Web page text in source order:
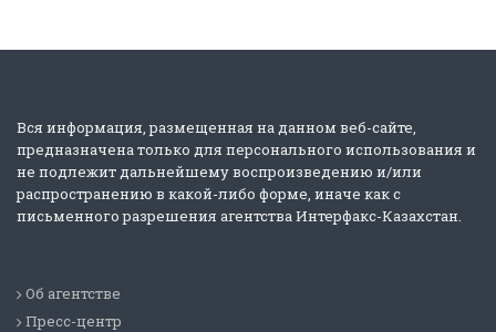
Вся информация, размещенная на данном веб-сайте,
предназначена только для персонального использования и
не подлежит дальнейшему воспроизведению и/или
распространению в какой-либо форме, иначе как с
письменного разрешения агентства Интерфакс-Казахстан.
Об агентстве
Пресс-центр